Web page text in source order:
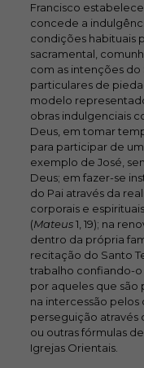
Francisco
concede a
condições habituais
sacramental,
com as intenções
particulares de
modelo
obras indulgenciais
Deus, em tomar
para participar de
exemplo de José,
Deus; em fazer-se
do Pai através da
corporais e
(Mateus1, 19); na
dentro da própria
recitação do Santo
trabalho confiando-o
por aqueles que são
na intercessão pelos
perseguição através
ou outras fórmulas
Igrejas Orientais.